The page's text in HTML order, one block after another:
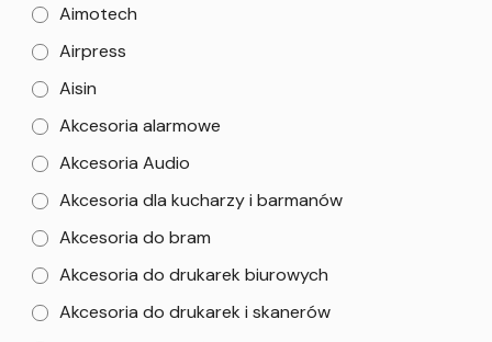
Aimotech
Airpress
Aisin
Akcesoria alarmowe
Akcesoria Audio
Akcesoria dla kucharzy i barmanów
Akcesoria do bram
Akcesoria do drukarek biurowych
Akcesoria do drukarek i skanerów